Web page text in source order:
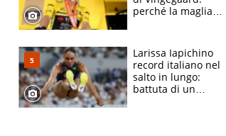
perché la maglia
rischio da evitare
Larissa Iapichino
record italiano nel
salto in lungo:
battuta di un